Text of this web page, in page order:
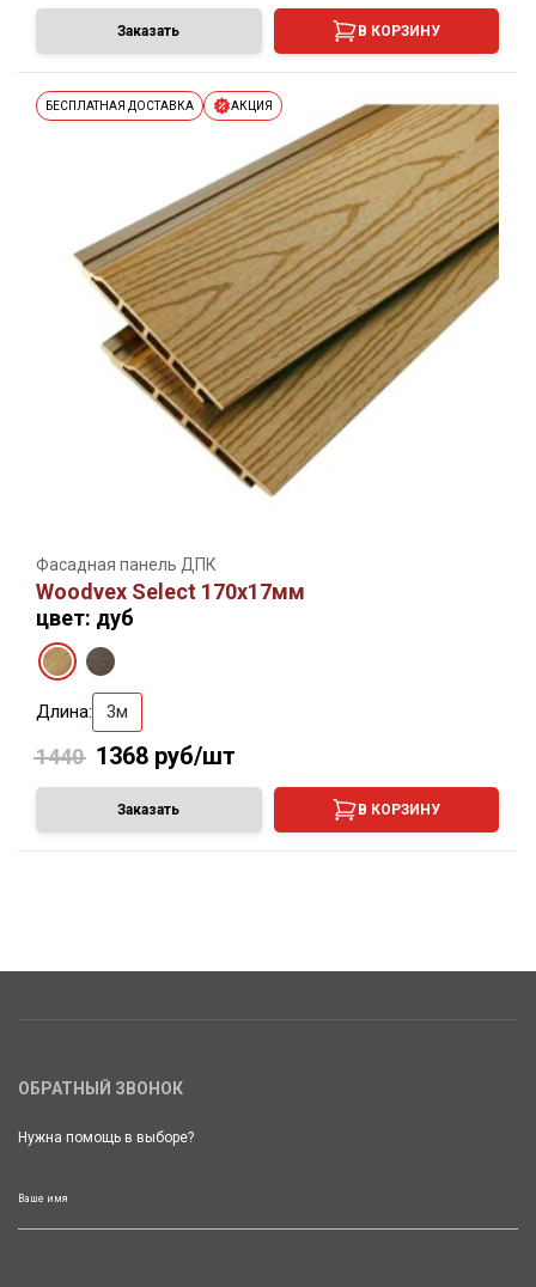
Заказать В КОРЗИНУ
БЕСПЛАТНАЯ ДОСТАВКА АКЦИЯ
Фасадная панель ДПК
Woodvex Select 170х17мм
цвет: дуб
Длина: 3м
1440 1368 руб/шт
Заказать В КОРЗИНУ
ОБРАТНЫЙ ЗВОНОК
Нужна помощь в выборе?
Ваше имя